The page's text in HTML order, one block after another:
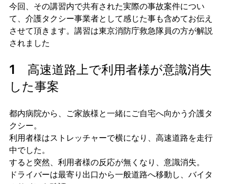
今回、その講習内で共有された実際の事故案件につい
て、介護タクシー事業者として感じた事も含めてお伝え
させて頂きます。講習は東京消防庁救急隊員の方が解説
されました
1　高速道路上で利用者様が意識消失
した事案
都内病院から、ご家族様と一緒にご自宅へ向かう介護タ
クシー。
利用者様はストレッチャーで横になり、高速道路を走行
中でした。
すると突然、利用者様の反応が無くなり、意識消失。
ドライバーは最寄り出口から一般道路へ移動し、バイタ